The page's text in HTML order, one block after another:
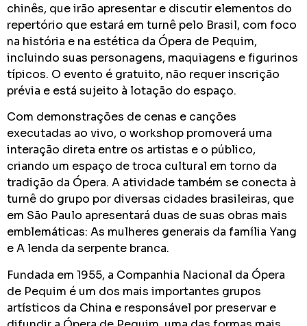
chinês, que irão apresentar e discutir elementos do
repertório que estará em turnê pelo Brasil, com foco
na história e na estética da Ópera de Pequim,
incluindo suas personagens, maquiagens e figurinos
típicos. O evento é gratuito, não requer inscrição
prévia e está sujeito à lotação do espaço.
Com demonstrações de cenas e canções
executadas ao vivo, o workshop promoverá uma
interação direta entre os artistas e o público,
criando um espaço de troca cultural em torno da
tradição da Ópera. A atividade também se conecta à
turnê do grupo por diversas cidades brasileiras, que
em São Paulo apresentará duas de suas obras mais
emblemáticas: As mulheres generais da família Yang
e A lenda da serpente branca.
Fundada em 1955, a Companhia Nacional da Ópera
de Pequim é um dos mais importantes grupos
artísticos da China e responsável por preservar e